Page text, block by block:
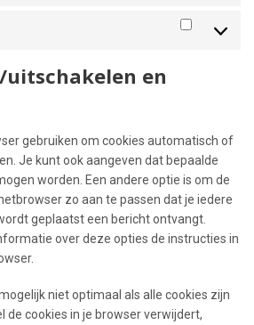
Marketing
uitschakelen en
gebruiken om cookies automatisch of
Je kunt ook aangeven dat bepaalde
worden. Een andere optie is om de
zo aan te passen dat je iedere
geplaatst een bericht ontvangt.
over deze opties de instructies in
niet optimaal als alle cookies zijn
de cookies in je browser verwijdert,